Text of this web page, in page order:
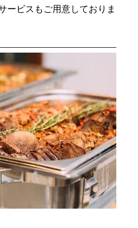
ービスもご用意しておりま